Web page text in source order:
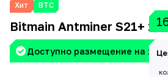
Хит BTC
Bitmain Antminer S21+
Доступно размещение на